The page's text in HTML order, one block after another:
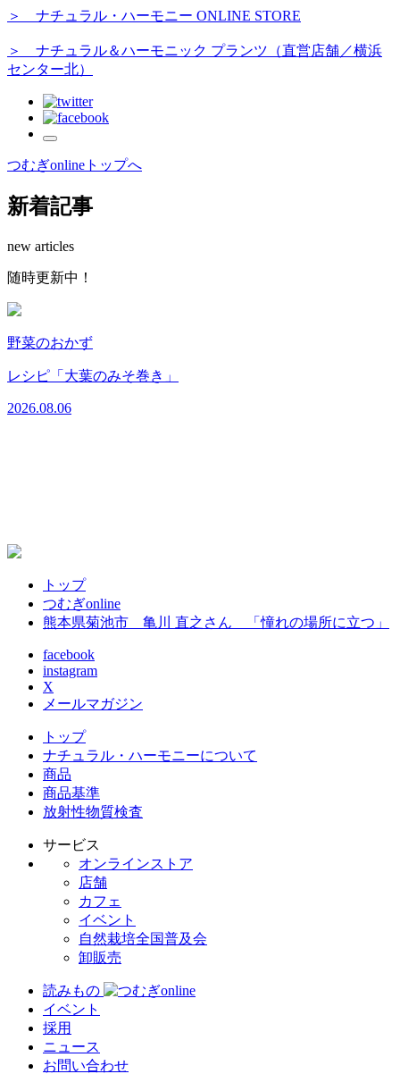
＞ ナチュラル・ハーモニー ONLINE STORE
＞ ナチュラル＆ハーモニック プランツ（直営店舗／横浜
センター北）
つむぎonlineトップへ
新着記事
new articles
随時更新中！
野菜のおかず
レシピ「大葉のみそ巻き」
2026.08.06
トップ
つむぎonline
熊本県菊池市 亀川 直之さん 「憧れの場所に立つ」
facebook
instagram
X
メールマガジン
トップ
ナチュラル・ハーモニーについて
商品
商品基準
放射性物質検査
サービス
オンラインストア
店舗
カフェ
イベント
自然栽培全国普及会
卸販売
読みもの
イベント
採用
ニュース
お問い合わせ